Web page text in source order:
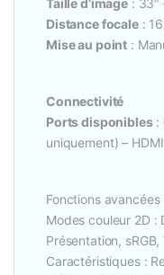
Distance focale:
Mise au point :
Connectivité
Ports disponibles:
uniquement) –
Fonctions avancées
Modes couleur 2D :
Présentation,
Caractéristiques :